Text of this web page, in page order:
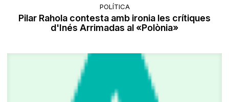
POLÍTICA
Pilar Rahola contesta amb ironia les crítiques
d'Inés Arrimadas al «Polònia»